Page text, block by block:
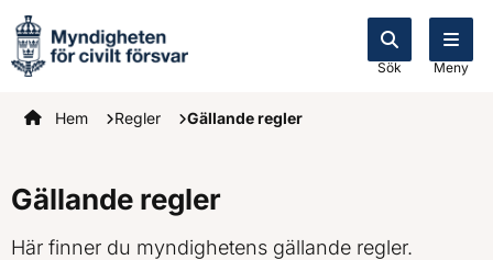
Sök Meny
Startsidan
Hem Regler Gällande regler
Gällande regler
Här finner du myndighetens gällande regler.